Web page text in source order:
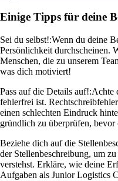
Einige Tipps für deine
Sei du selbst!:Wenn du deine
Persönlichkeit durchscheinen.
Menschen, die zu unserem
was dich motiviert!
Pass auf die Details auf!:Achte
fehlerfrei ist.
einen schlechten Eindruck
gründlich zu überprüfen, bevor
Beziehe dich auf die
der Stellenbeschreibung, um
verstehst. Erkläre, wie deine
Aufgaben als Junior Logistics